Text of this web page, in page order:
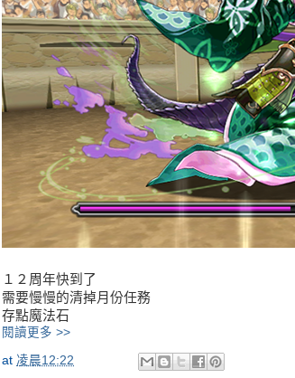
１２周年快到了
需要慢慢的清掉月份任務
存點魔法石
閱讀更多 >>
at 凌晨12:22